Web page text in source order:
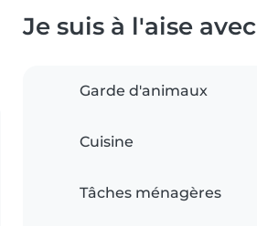
Je suis à l'aise avec
Garde d'animaux
Cuisine
Tâches ménagères